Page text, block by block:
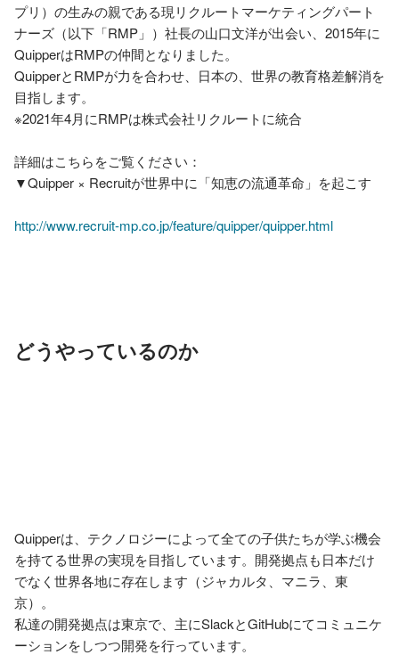
プリ）の生みの親である現リクルートマーケティングパート
ナーズ（以下「RMP」）社長の山口文洋が出会い、2015年に
QuipperはRMPの仲間となりました。
QuipperとRMPが力を合わせ、日本の、世界の教育格差解消を
目指します。
※2021年4月にRMPは株式会社リクルートに統合
詳細はこちらをご覧ください：
▼Quipper × Recruitが世界中に「知恵の流通革命」を起こす
http://www.recruit-mp.co.jp/feature/quipper/quipper.html
どうやっているのか
Quipperは、テクノロジーによって全ての子供たちが学ぶ機会
を持てる世界の実現を目指しています。開発拠点も日本だけ
でなく世界各地に存在します（ジャカルタ、マニラ、東
京）。
私達の開発拠点は東京で、主にSlackとGitHubにてコミュニケ
ーションをしつつ開発を行っています。